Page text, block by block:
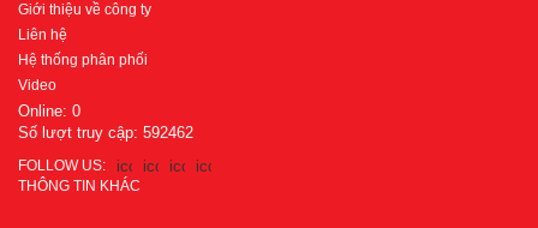
Giới thiệu về công ty
Liên hệ
Hệ thống phân phối
Video
Online: 0
Số lượt truy cập: 592462
FOLLOW US:
THÔNG TIN KHÁC